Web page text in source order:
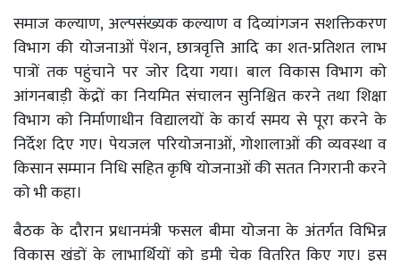
समाज कल्याण, अल्पसंख्यक कल्याण व दिव्यांगजन सशक्तिकरण
विभाग की योजनाओं पेंशन, छात्रवृत्ति आदि का शत-प्रतिशत लाभ
पात्रों तक पहुंचाने पर जोर दिया गया। बाल विकास विभाग को
आंगनबाड़ी केंद्रों का नियमित संचालन सुनिश्चित करने तथा शिक्षा
विभाग को निर्माणाधीन विद्यालयों के कार्य समय से पूरा करने के
निर्देश दिए गए। पेयजल परियोजनाओं, गोशालाओं की व्यवस्था व
किसान सम्मान निधि सहित कृषि योजनाओं की सतत निगरानी करने
को भी कहा।
बैठक के दौरान प्रधानमंत्री फसल बीमा योजना के अंतर्गत विभिन्न
विकास खंडों के लाभार्थियों को डमी चेक वितरित किए गए। इस